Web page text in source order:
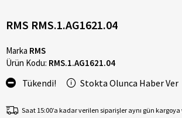
RMS RMS.1.AG1621.04
Marka RMS
Ürün Kodu: RMS.1.AG1621.04
Tükendi! Stokta Olunca Haber Ver
Saat 15:00’a kadar verilen siparişler aynı gün kargoya